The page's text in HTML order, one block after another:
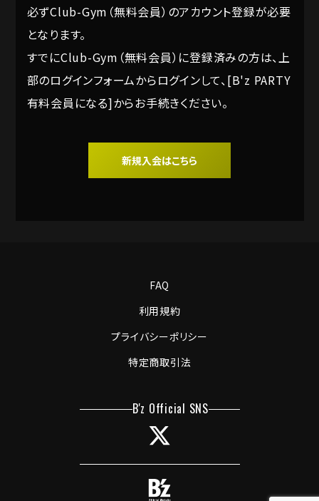
必ずClub-Gym（無料会員）のアカウント登録が必要
となります。
すでにClub-Gym（無料会員）に登録済みの方は、上
部のログインフォームからログインして、[B'z PARTY
有料会員になる]からお手続きください。
新規入会はこちら
FAQ
利用規約
プライバシーポリシー
特定商取引法